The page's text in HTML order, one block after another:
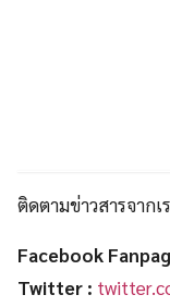
ติดตามข่าวสารจากเ
Facebook
Twitter :